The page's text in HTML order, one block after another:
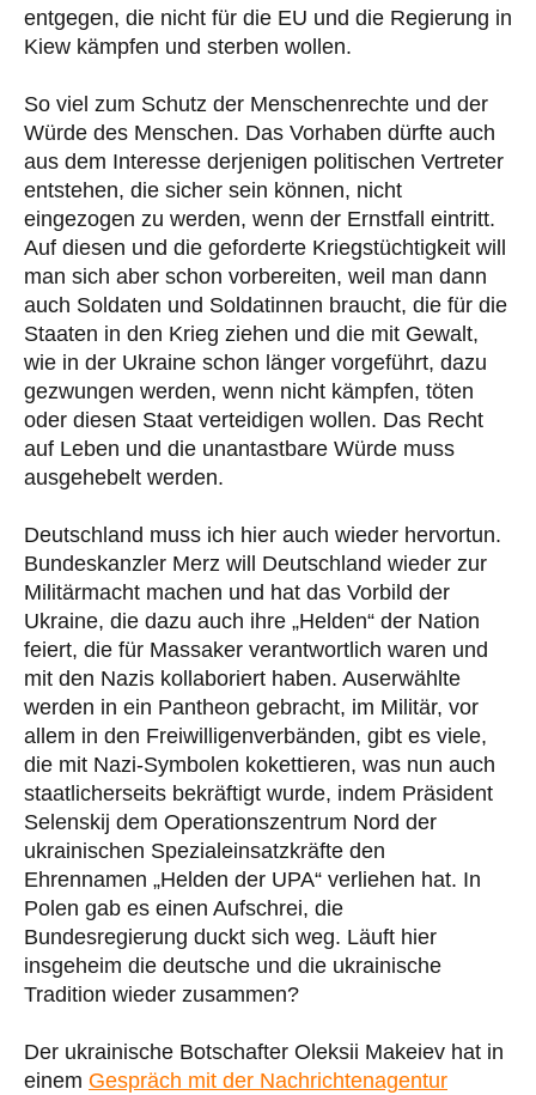
entgegen, die nicht für die EU und die Regierung in
Kiew kämpfen und sterben wollen.
So viel zum Schutz der Menschenrechte und der
Würde des Menschen. Das Vorhaben dürfte auch
aus dem Interesse derjenigen politischen Vertreter
entstehen, die sicher sein können, nicht
eingezogen zu werden, wenn der Ernstfall eintritt.
Auf diesen und die geforderte Kriegstüchtigkeit will
man sich aber schon vorbereiten, weil man dann
auch Soldaten und Soldatinnen braucht, die für die
Staaten in den Krieg ziehen und die mit Gewalt,
wie in der Ukraine schon länger vorgeführt, dazu
gezwungen werden, wenn nicht kämpfen, töten
oder diesen Staat verteidigen wollen. Das Recht
auf Leben und die unantastbare Würde muss
ausgehebelt werden.
Deutschland muss ich hier auch wieder hervortun.
Bundeskanzler Merz will Deutschland wieder zur
Militärmacht machen und hat das Vorbild der
Ukraine, die dazu auch ihre „Helden“ der Nation
feiert, die für Massaker verantwortlich waren und
mit den Nazis kollaboriert haben. Auserwählte
werden in ein Pantheon gebracht, im Militär, vor
allem in den Freiwilligenverbänden, gibt es viele,
die mit Nazi-Symbolen kokettieren, was nun auch
staatlicherseits bekräftigt wurde, indem Präsident
Selenskij dem Operationszentrum Nord der
ukrainischen Spezialeinsatzkräfte den
Ehrennamen „Helden der UPA“ verliehen hat. In
Polen gab es einen Aufschrei, die
Bundesregierung duckt sich weg. Läuft hier
insgeheim die deutsche und die ukrainische
Tradition wieder zusammen?
Der ukrainische Botschafter Oleksii Makeiev hat in
einem Gespräch mit der Nachrichtenagentur